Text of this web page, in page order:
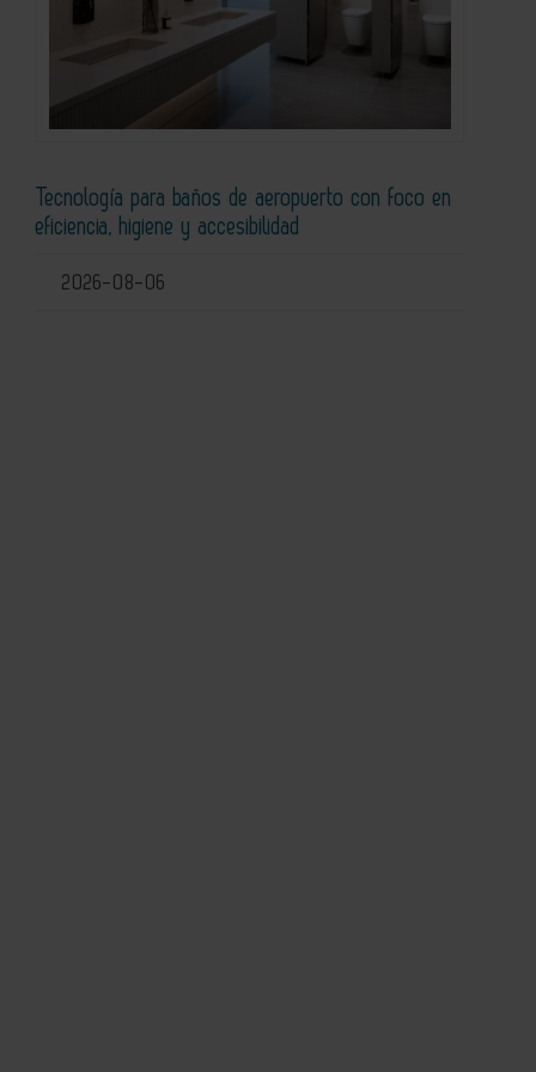
Tecnología para baños de aeropuerto con foco en
eficiencia, higiene y accesibilidad
2026-08-06